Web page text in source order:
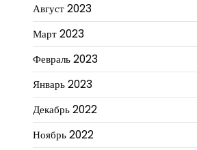
Август 2023
Март 2023
Февраль 2023
Январь 2023
Декабрь 2022
Ноябрь 2022